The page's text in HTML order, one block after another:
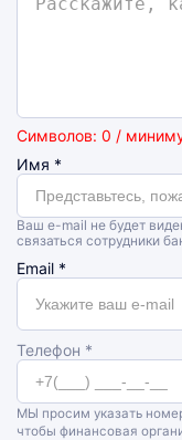
Символов: 0 /
Имя *
Ваш e-mail не будет
связаться сотрудники
Email *
Телефон *
МЫ просим указать
чтобы финансовая